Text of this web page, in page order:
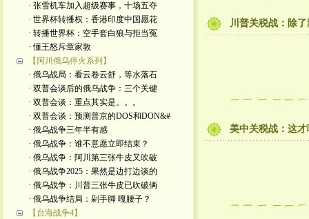
· 张雪机车加入超级赛事，十场五夺
· 世界杯转播权：香港印度中国愿花
· 转播世界杯：空手套白狼与拒当冤
· 懂王怒斥章家敦
【阿川俄乌停火系列】
· 俄乌战局：看云卷云舒，等水落石
· 双普会谈后的俄乌战争：三个关键
· 双普会谈：重点其实是。。。
· 双普会谈：预测普京的DOS和DON&#
· 俄乌战争三年半有感
· 俄乌战争：谁不意愿立即结束？
· 俄乌战争：阿川第三张牛皮又吹破
· 俄乌战争2025：果然是边打边谈的
· 俄乌战争：川普三张牛皮已吹破俩
· 俄乌战争结局：剁手脚 嘎腰子？
【台海战争4】
川普关税战：除
美中关税战：这